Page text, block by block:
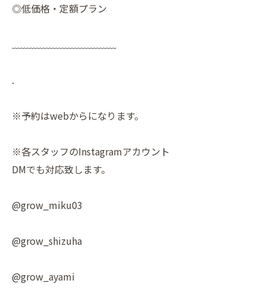
◎低価格・定額プラン
﹏﹏﹏﹏﹏﹏﹏﹏﹏﹏﹏
.
※予約はwebからになります。
※各スタッフのInstagramアカウント
DMでも対応致します。
@grow_miku03
@grow_shizuha
@grow_ayami